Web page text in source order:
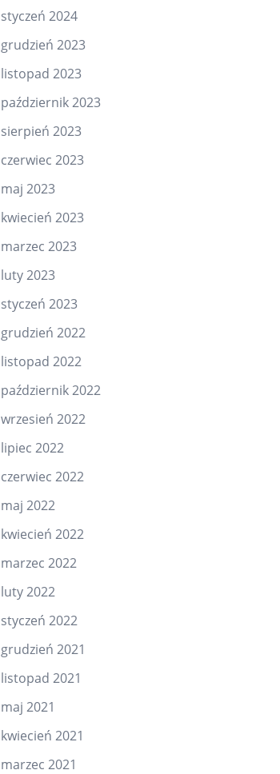
styczeń 2024
grudzień 2023
listopad 2023
październik 2023
sierpień 2023
czerwiec 2023
maj 2023
kwiecień 2023
marzec 2023
luty 2023
styczeń 2023
grudzień 2022
listopad 2022
październik 2022
wrzesień 2022
lipiec 2022
czerwiec 2022
maj 2022
kwiecień 2022
marzec 2022
luty 2022
styczeń 2022
grudzień 2021
listopad 2021
maj 2021
kwiecień 2021
marzec 2021